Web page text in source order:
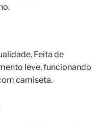
Feita de
leve, funcionando
camiseta.